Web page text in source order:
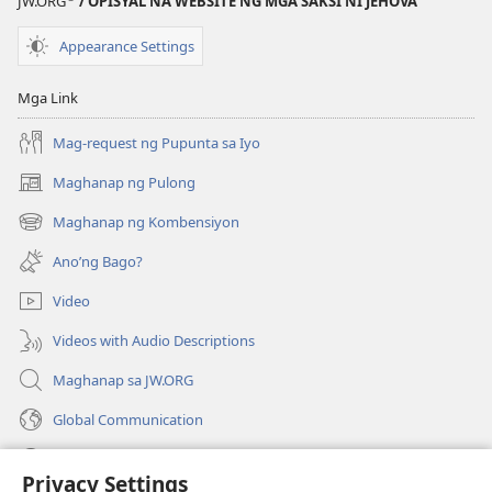
Privacy Settings
SA
2002
Appearance Settings
Mga Link
Mag-request ng Pupunta sa Iyo
Maghanap ng Pulong
(may
bubukas
na
bagong
window)
Maghanap ng Kombensiyon
(may
bubukas
na
bagong
window)
Ano’ng Bago?
Video
Videos with Audio Descriptions
Maghanap sa JW.ORG
Global Communication